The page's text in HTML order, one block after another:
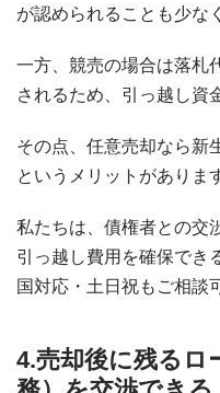
が認められることも少な
一方、競売の場合は落札
されるため、引っ越し資
その点、任意売却なら新
というメリットがありま
私たちは、債権者との交
引っ越し費用を確保でき
国対応・土日祝もご相談
4.売却後に残るロ